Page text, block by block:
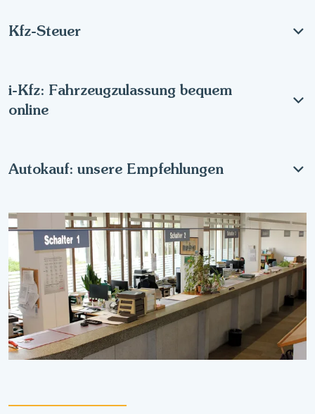
Kfz-Steuer
i-Kfz: Fahrzeugzulassung bequem
online
Autokauf: unsere Empfehlungen